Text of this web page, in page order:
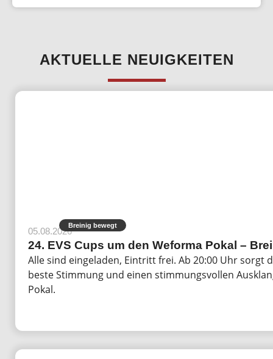
AKTUELLE NEUIGKEITEN
Breinig bewegt
05.08.2026
24. EVS Cups um den Weforma Pokal –
Alle sind eingeladen, Eintritt frei. Ab 20:00 Uhr sorgt
beste Stimmung und einen stimmungsvollen
Pokal.